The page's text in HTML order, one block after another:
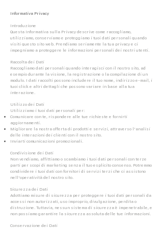
Informativa Privacy
Introduzione
Questa Informativa sulla Privacy descrive come raccogliamo,
utilizziamo, conserviamo e proteggiamo i tuoi dati personali quando
visiti questo sito web. Prendiamo seriamente la tua privacy e ci
impegniamo a proteggere le informazioni personali dei nostri utenti.
Raccolta dei Dati
Raccogliamo dati personali quando interagisci con il nostro sito, ad
esempio durante la visione, la registrazione o la compilazione di un
modulo. I dati raccolti possono includere il tuo nome, indirizzo e-mail, i
tuoi click e altri dettagli che possono variare in base alla tua
interazione.
Utilizzo dei Dati
Utilizziamo i tuoi dati personali per:
Comunicare con te, rispondere alle tue richieste e fornirti
aggiornamenti.
Migliorare la nostra offerta di prodotti e servizi, attraverso l'analisi
delle interazioni dei clienti con il nostro sito.
Inviarti comunicazioni promozionali.
Condivisione dei Dati
Non vendiamo, affittiamo o scambiamo i tuoi dati personali con terze
parti per scopi di marketing senza il tuo esplicito consenso. Potremmo
condividere i tuoi dati con fornitori di servizi terzi che ci assistono
nell'operatività del nostro sito.
Sicurezza dei Dati
Adottiamo misure di sicurezza per proteggere i tuoi dati personali da
accessi non autorizzati, uso improprio, divulgazione, perdita o
distruzione. Tuttavia, nessun sistema di sicurezza è impenetrabile, e
non possiamo garantire la sicurezza assoluta delle tue informazioni.
Conservazione dei Dati